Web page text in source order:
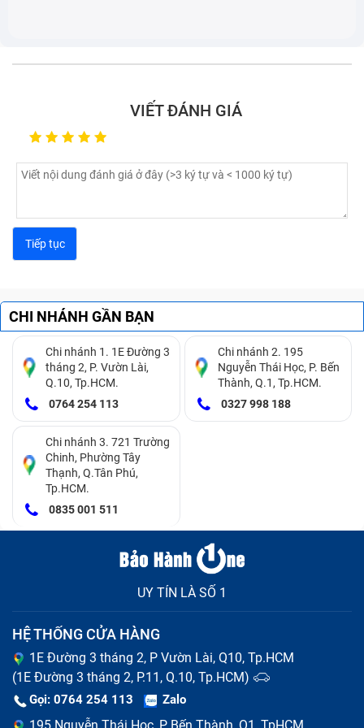
G8342/ G8341 bị nhòe màu, mờ.
Camera điện thoại Sau Sony Xperia Xz1/ G8342/ G8341
bị mờ
Hình ảnh sau khi chụp xong có chất lượng quá kém.
Không thể lưu ảnh sau khi đã chụp xong.
Không thể sử dụng ứng dụng camera.
VIẾT ĐÁNH GIÁ
CHI NHÁNH GẦN BẠN
Chi nhánh 1. 1E Đường 3
tháng 2, P. Vườn Lài,
Q.10, Tp.HCM.
0764 254 113
Chi nhánh 2. 195
Nguyễn Thái Học, P. Bến
Thành, Q.1, Tp.HCM.
0327 998 188
Chi nhánh 3. 721 Trường
Chinh, Phường Tây
Thạnh, Q.Tân Phú,
Tp.HCM.
0835 001 511
UY TÍN LÀ SỐ 1
HỆ THỐNG CỬA HÀNG
1E Đường 3 tháng 2, P Vườn Lài, Q10, Tp.HCM
(1E Đường 3 tháng 2, P.11, Q.10, Tp.HCM)
Gọi: 0764 254 113 Zalo